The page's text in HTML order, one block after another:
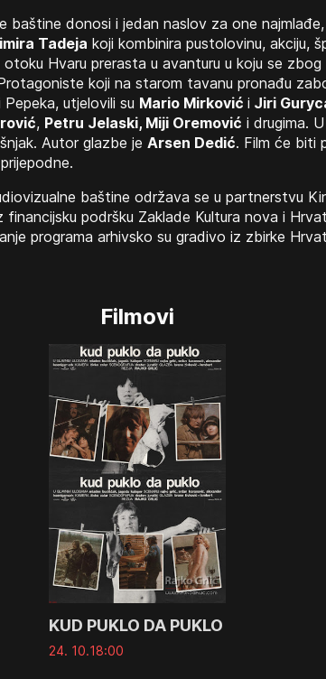
baštine donosi i jedan naslov za one
Tadeja koji kombinira pustolovinu, akciju,
Hvaru prerasta u avanturu u koju se zbog
koji na starom tavanu pronađu
utjelovili su Mario Mirković i Jiri
, Petru Jelaski, Miji Oremović i drugima.
Autor glazbe je Arsen Dedić. Film će biti
baštine održava se u partnerstvu
podršku Zaklade Kultura nova i
programa arhivsko su gradivo iz zbirke
Filmovi
KUD PUKLO DA PUKLO
24. 10.18:00